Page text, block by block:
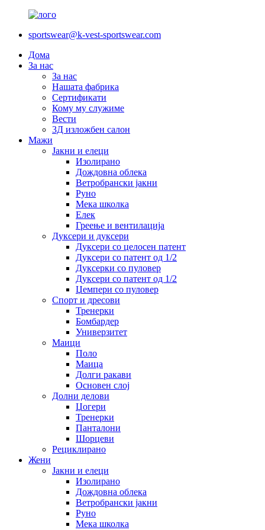
sportswear@k-vest-sportswear.com
Дома
За нас
За нас
Нашата фабрика
Сертификати
Кому му служиме
Вести
3Д изложбен салон
Мажи
Јакни и елеци
Изолирано
Дождовна облека
Ветробрански јакни
Руно
Мека школка
Елек
Греење и вентилација
Дуксери и дуксери
Дуксери со целосен патент
Дуксери со патент од 1/2
Дуксерки со пуловер
Дуксери со патент од 1/2
Џемпери со пуловер
Спорт и дресови
Тренерки
Бомбардер
Универзитет
Маици
Поло
Маица
Долги ракави
Основен слој
Долни делови
Џогери
Тренерки
Панталони
Шорцеви
Рециклирано
Жени
Јакни и елеци
Изолирано
Дождовна облека
Ветробрански јакни
Руно
Мека школка